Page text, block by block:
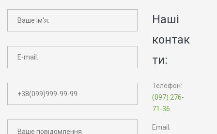
Наші
контак
ти:
Телефон:
(097) 276-
71-36
Email: